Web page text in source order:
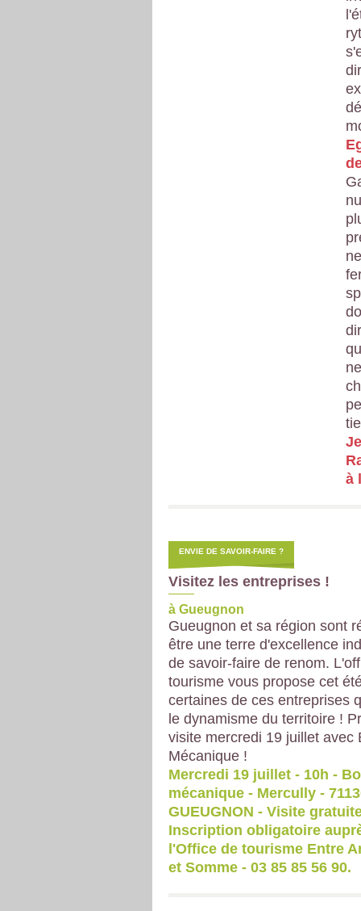
à
ENVIE DE SAVOIR-FAIRE ?
Visitez les entreprises !
à Gueugnon
Gueugnon et sa région sont
être une terre d'excellence
de savoir-faire de renom.
tourisme vous propose cet
certaines de ces entreprises
le dynamisme du territoire !
visite mercredi 19 juillet avec
Mécanique !
Mercredi 19 juillet - 10h -
mécanique - Mercully -
GUEUGNON - Visite
Inscription obligatoire
l'Office de tourisme Entre
et Somme - 03 85 85 56 90.